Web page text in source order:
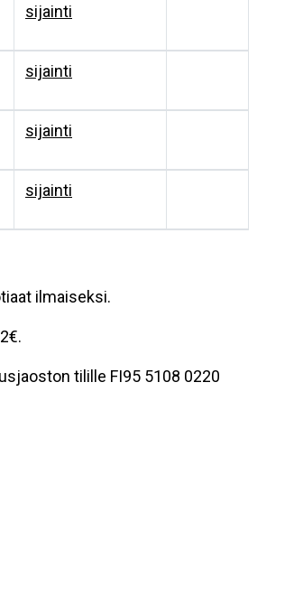
sijainti
sijainti
sijainti
sijainti
ilmaiseksi.
tilille FI95 5108 0220